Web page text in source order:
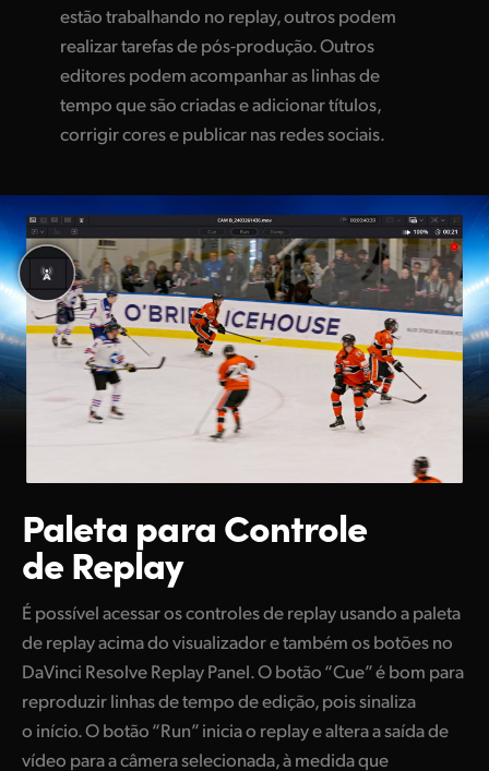
estão trabalhando no replay, outros podem
realizar tarefas de pós-produção. Outros
editores podem acompanhar as linhas de
tempo que são criadas e adicionar títulos,
corrigir cores e publicar nas redes sociais.
Paleta para Controle
de Replay
É possível acessar os controles de replay usando a paleta
de replay acima do visualizador e também os botões no
DaVinci Resolve Replay Panel. O botão “Cue” é bom para
reproduzir linhas de tempo de edição, pois sinaliza
o início. O botão “Run” inicia o replay e altera a saída de
vídeo para a câmera selecionada, à medida que